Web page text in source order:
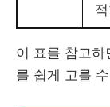
이 표를 참고하
를 쉽게 고를